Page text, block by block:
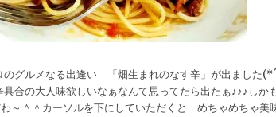
グルメなる出逢い 「畑生まれのなす辛」が出ました
の大人味欲しいなぁなんて思ってたら出たぁ♪♪♪し
～＾＾カーソルを下にしていただくと めちゃめちゃ